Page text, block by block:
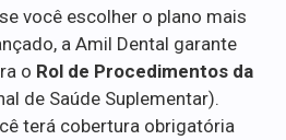
você escolher o plano mais
a Amil Dental garante
o Rol de Procedimentos da
de Saúde Suplementar).
terá cobertura obrigatória